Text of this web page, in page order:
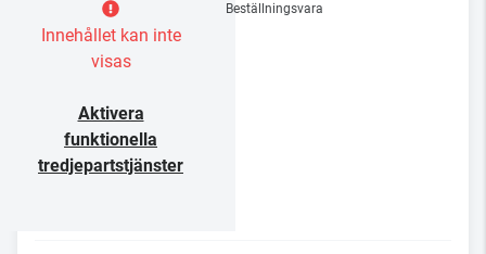
Innehållet kan inte
visas
Aktivera
funktionella
tredjepartstjänster
Beställningsvara